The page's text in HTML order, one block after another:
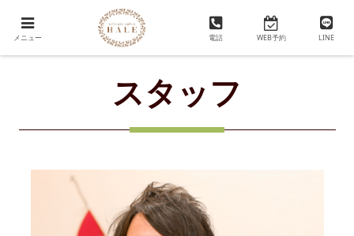
大人の為の美容室😊 グレイカラー(白髪染め)
スタッフ
メニュー 電話 WEB予約 LINE